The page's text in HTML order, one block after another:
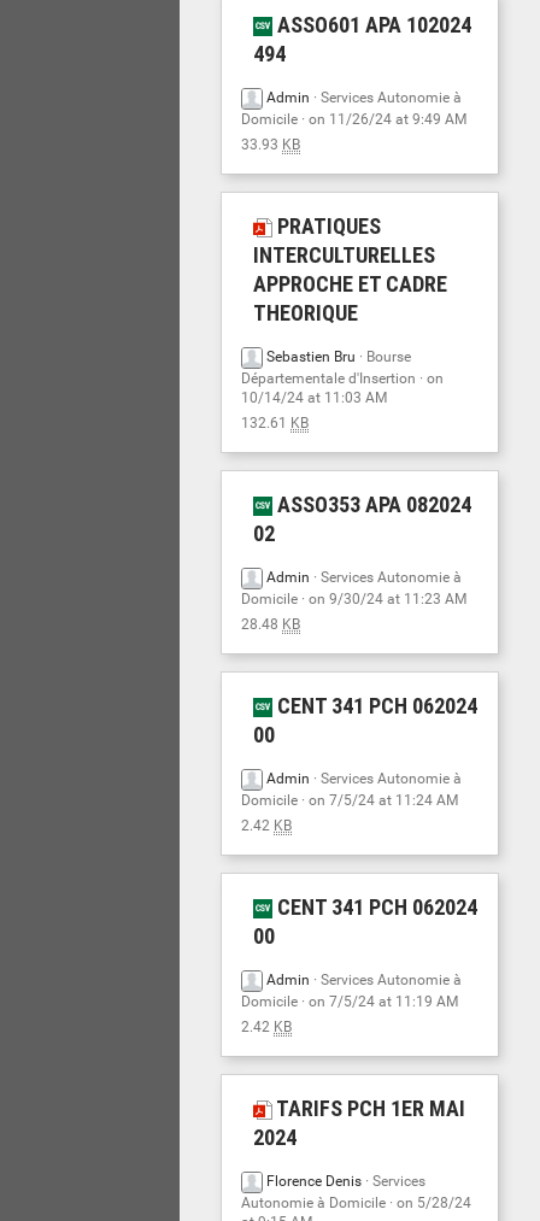
ASSO601 APA 102024
494
Admin ·Services Autonomie à
Domicile · on 11/26/24 at 9:49 AM
33.93 KB
PRATIQUES
INTERCULTURELLES
APPROCHE ET CADRE
THEORIQUE
Sebastien Bru · Bourse
Départementale d'Insertion · on
10/14/24 at 11:03 AM
132.61
KB
ASSO353 APA 082024
02
Admin ·Services Autonomie à
Domicile · on 9/30/24 at 11:23 AM
28.48 KB
CENT 341 PCH 062024
00
Admin ·Services Autonomie à
Domicile · on 7/5/24 at 11:24 AM
2.42 KB
CENT 341 PCH 062024
00
Admin ·Services Autonomie à
Domicile · on 7/5/24 at 11:19 AM
2.42 KB
TARIFS PCH 1ER MAI
2024
Florence Denis ·Services
Autonomie à Domicile · on 5/28/24